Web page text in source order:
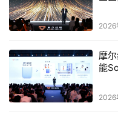
“币种较多，特别是一些
后期再谈到Gate.io时
如果说，飞速的上币节
那么，不断自我迭代，
根币圈打的一手辅助。
2026
摩
能
2026